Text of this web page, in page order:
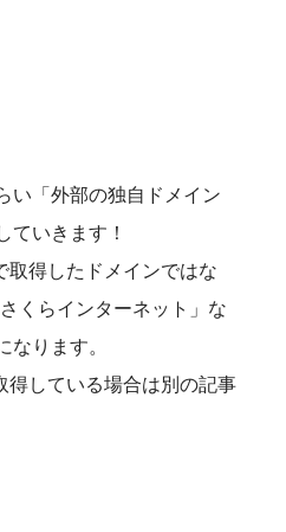
い「外部の独自ドメイン
ていきます！
得したドメインではな
くらインターネット」な
ります。
している場合は別の記事